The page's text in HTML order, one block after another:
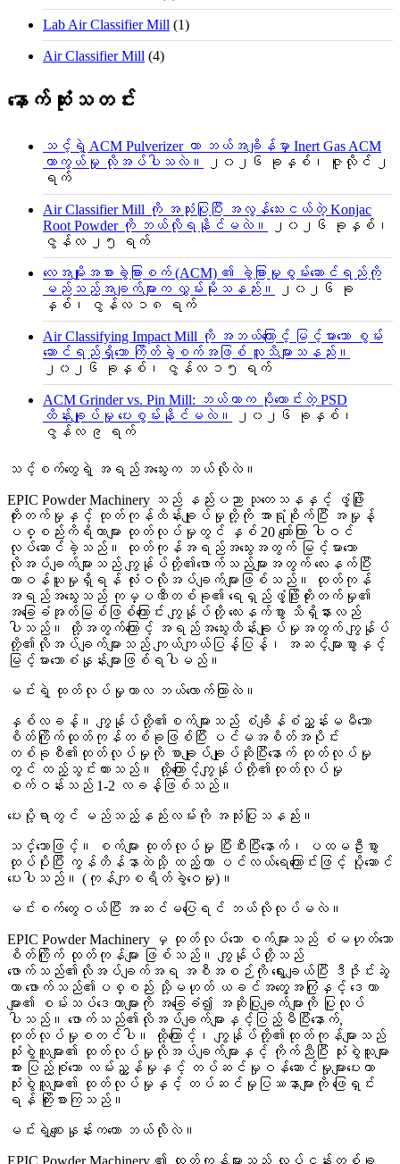
Lab Air Classifier Mill (1)
Air Classifier Mill (4)
နောက်ဆုံးသတင်း
သင့်ရဲ့ ACM Pulverizer ဟာ ဘယ်အချိန်မှာ Inert Gas ACM
ကာကွယ်မှု လိုအပ်ပါသလဲ။
၂၀၂၆ ခုနှစ်၊ ဇူလိုင် ၂
ရက်
Air Classifier Mill ကို အသုံးပြုပြီး အလွန်သေးငယ်တဲ့ Konjac
Root Powder ကို ဘယ်လိုရနိုင်မလဲ။
၂၀၂၆ ခုနှစ်၊
ဇွန်လ ၂၅ ရက်
လေအမျိုးအစားခွဲခြားစက် (ACM) ၏ ခွဲခြားမှုစွမ်းဆောင်ရည်ကို
မည်သည့်အချက်များက လွှမ်းမိုးသနည်း။
၂၀၂၆ ခု
နှစ်၊ ဇွန်လ ၁၈ ရက်
Air Classifying Impact Mill ကို အဘယ်ကြောင့် မြင့်မားသော စွမ်း
ဆောင်ရည်ရှိသော ကြိတ်ခွဲစက်အဖြစ် လူသိများသနည်း။
၂၀၂၆ ခုနှစ်၊ ဇွန်လ ၁၅ ရက်
ACM Grinder vs. Pin Mill: ဘယ်ဟာက ပိုကောင်းတဲ့ PSD
ထိန်းချုပ်မှု ပေးစွမ်းနိုင်မလဲ။
၂၀၂၆ ခုနှစ်၊
ဇွန်လ ၉ ရက်
သင့်စက်တွေရဲ့ အရည်အသွေးက ဘယ်လိုလဲ။
EPIC Powder Machinery သည် နည်းပညာ သုတေသနနှင့် ဖွံ့ဖြိုး
တိုးတက်မှုနှင့် ထုတ်ကုန်ထိန်းချုပ်မှုတို့ကို အာရုံစိုက်ပြီး အမှုန့်
ပစ္စည်းကိရိယာများ ထုတ်လုပ်မှုတွင် နှစ် 20 ကျော်ကြာ ပါဝင်
လုပ်ဆောင်ခဲ့သည်။ ထုတ်ကုန်အရည်အသွေးအတွက် မြင့်မားသော
လိုအပ်ချက်များသည် ကျွန်ုပ်တို့၏ဖောက်သည်များအတွက် လေးနက်ပြီး
တာဝန်ယူမှုရှိရန် လုံးဝလိုအပ်ချက်များဖြစ်သည်။ ထုတ်ကုန်
အရည်အသွေးသည် ကုမ္ပဏီတစ်ခု၏ ရေရှည်ဖွံ့ဖြိုးတိုးတက်မှု၏
အခြေခံအုတ်မြစ်ဖြစ်ကြောင်း ကျွန်ုပ်တို့ လေးနက်စွာ သိရှိနားလည်
ပါသည်။ ထို့အတွက်ကြောင့် အရည်အသွေးထိန်းချုပ်မှုအတွက် ကျွန်ုပ်
တို့၏လိုအပ်ချက်များသည် ကျယ်ကျယ်ပြန့်ပြန့်၊ အဆင့်များစွာနှင့်
မြင့်မားသောစံနှုန်းများဖြစ်ရပါမည်။
မင်းရဲ့ ထုတ်လုပ်မှုကာလ ဘယ်လောက်ကြာလဲ။
နှစ်လခန့်။ ကျွန်ုပ်တို့၏စက်များသည် စံချိန်စံညွှန်းမမီသော
စိတ်ကြိုက်ထုတ်ကုန်တစ်ခုဖြစ်ပြီး ပင်မအစိတ်အပိုင်း
တစ်ခုစီ၏ထုတ်လုပ်မှုကို စာချုပ်ချုပ်ဆိုပြီးနောက် ထုတ်လုပ်မှု
တွင် ထည့်သွင်းထားသည်။ ထို့ကြောင့်ကျွန်ုပ်တို့၏ထုတ်လုပ်မှု
စက်ဝန်းသည် 1-2 လခန့်ဖြစ်သည်။
ပေးပို့ရာတွင် မည်သည့်နည်းလမ်းကို အသုံးပြုသနည်း။
သင်္ဘောဖြင့်။ စက်များ ထုတ်လုပ်မှု ပြီးစီးပြီးနောက်၊ ပထမဦးစွာ
ထုပ်ပိုးပြီး ကွန်တိန်နာထဲသို့ ထည့်ကာ ပင်လယ်ရေကြောင်းဖြင့် ပို့ဆောင်
ပေးပါသည်။ (ကုန်ကျစရိတ်ခွဲဝေမှု)။
မင်းစက်တွေဝယ်ပြီး အဆင်မပြေရင် ဘယ်လိုလုပ်မလဲ။
EPIC Powder Machinery မှ ထုတ်လုပ်သော စက်များသည် စံမဟုတ်သော
စိတ်ကြိုက် ထုတ်ကုန်များ ဖြစ်သည်။ ကျွန်ုပ်တို့သည်
ဖောက်သည်၏လိုအပ်ချက်အရ အစီအစဉ်ကို ရွေးချယ်ပြီး ဒီဇိုင်းဆွဲ
ကာ ဖောက်သည်၏ပစ္စည်း သို့မဟုတ် ယခင်အတွေ့အကြုံနှင့် ဒေတာ
များ၏ စမ်းသပ်ဒေတာများကို အခြေခံ၍ အဆိုပြုချက်များကို ပြုလုပ်
ပါသည်။ ဖောက်သည်၏လိုအပ်ချက်များနှင့်ပြည့်မီပြီးနောက်,
ထုတ်လုပ်မှုစတင်ပါ။ ထို့ကြောင့်၊ ကျွန်ုပ်တို့၏ထုတ်ကုန်များသည်
သုံးစွဲသူများ၏ ထုတ်လုပ်မှုလိုအပ်ချက်များနှင့် ကိုက်ညီပြီး သုံးစွဲသူများ
အား ပြည့်စုံသော လမ်းညွှန်မှုနှင့် တပ်ဆင်မှုဝန်ဆောင်မှုများပေးကာ
သုံးစွဲသူများ၏ ထုတ်လုပ်မှုနှင့် တပ်ဆင်မှုပြဿနာများကို ဖြေရှင်း
ရန် ကြိုးစားကြသည်။
မင်းရဲ့စျေးနှုန်းကကော ဘယ်လိုလဲ။
EPIC Powder Machinery ၏ ထုတ်ကုန်များသည် လုပ်ငန်းတစ်ခု